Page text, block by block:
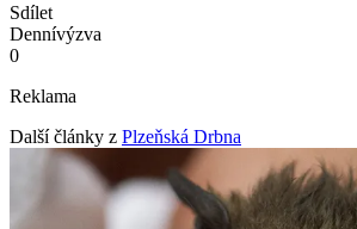
Sdílet
Dennívýzva
0
Reklama
Další články z Plzeňská Drbna